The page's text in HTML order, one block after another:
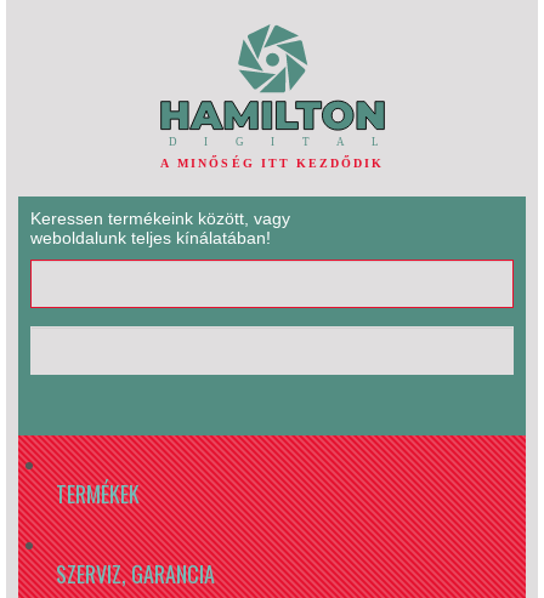
Keressen termékeink között, vagy
weboldalunk teljes kínálatában!
TERMÉKEK
SZERVIZ, GARANCIA